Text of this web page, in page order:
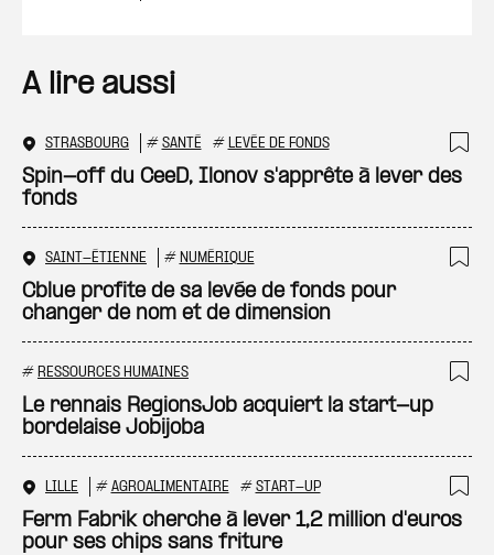
A lire aussi
STRASBOURG # SANTÉ # LEVÉE DE FONDS
Spin-off du CeeD, Ilonov s'apprête à lever des
fonds
SAINT-ÉTIENNE # NUMÉRIQUE
Cblue profite de sa levée de fonds pour
changer de nom et de dimension
# RESSOURCES HUMAINES
Le rennais RegionsJob acquiert la start-up
bordelaise Jobijoba
LILLE # AGROALIMENTAIRE # START-UP
Ferm Fabrik cherche à lever 1,2 million d'euros
pour ses chips sans friture